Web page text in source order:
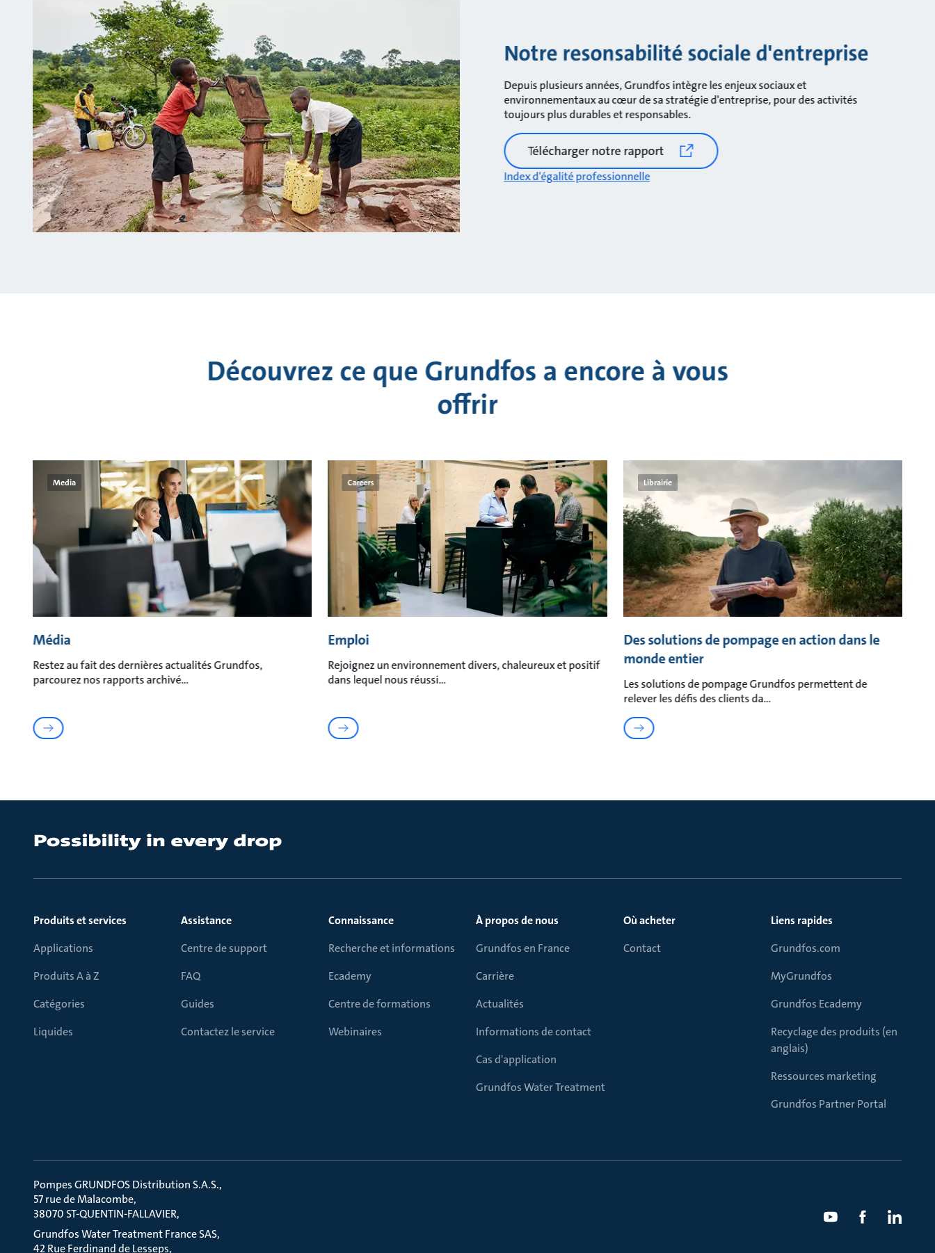
Notre resonsabilité sociale d'entreprise
Depuis plusieurs années, Grundfos intègre les enjeux sociaux et
environnementaux au cœur de sa stratégie d'entreprise, pour des activités
toujours plus durables et responsables.
Télécharger notre rapport
Index d'égalité professionnelle
Découvrez ce que Grundfos a encore à vous
offrir
Media
Média
Restez au fait des dernières actualités Grundfos,
parcourez nos rapports archivé
Careers
Emploi
Rejoignez un environnement divers, chaleureux et positif
dans lequel nous réussi
Librairie
Des solutions de pompage en action dans le
monde entier
Les solutions de pompage Grundfos permettent de
relever les défis des clients da
Produits et services
Applications
Produits A à Z
Catégories
Liquides
Assistance
Centre de support
FAQ
Guides
Contactez le service
Connaissance
Recherche et informations
Ecademy
Centre de formations
Webinaires
À propos de nous
Grundfos en France
Carrière
Actualités
Informations de contact
Cas d'application
Grundfos Water Treatment
Où acheter
Contact
Liens rapides
Grundfos.com
MyGrundfos
Grundfos Ecademy
Recyclage des produits (en
anglais)
Ressources marketing
Grundfos Partner Portal
Pompes GRUNDFOS Distribution S.A.S.
57 rue de Malacombe
38070 ST-QUENTIN-FALLAVIER
Grundfos Water Treatment France SAS
42 Rue Ferdinand de Lesseps